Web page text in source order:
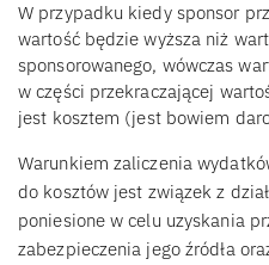
W przypadku kiedy sponsor
wartość będzie wyższa niż
sponsorowanego, wówczas
w części przekraczającej
jest kosztem (jest bowiem
Warunkiem zaliczenia
do kosztów jest związek z
poniesione w celu uzyskania
zabezpieczenia jego źródła